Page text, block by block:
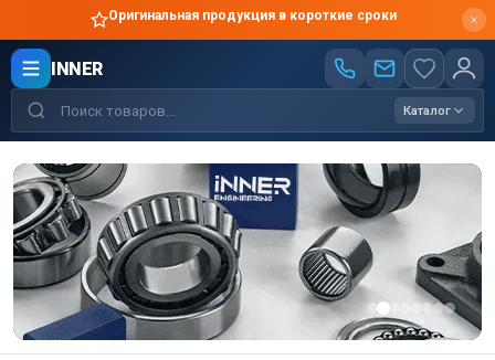
Оригинальная продукция в короткие сроки
INNER
Каталог